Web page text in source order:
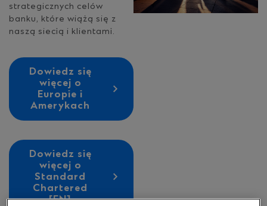
strategicznych celów
banku, które wiążą się z
naszą siecią i klientami.
Dowiedz się
więcej o
Europie i
Amerykach
Dowiedz się
więcej o
Standard
Chartered
[EN]